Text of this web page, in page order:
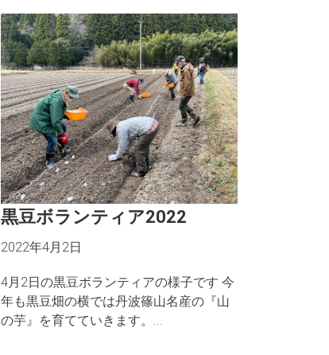
黒豆ボランティア2022
2022年4月2日
4月2日の黒豆ボランティアの様子です 今
年も黒豆畑の横では丹波篠山名産の『山
の芋』を育てていきます。...